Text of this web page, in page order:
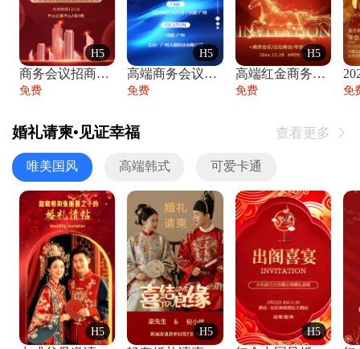
H5
商务会议招商展会科技峰会邀请函年会邀请
免费
H5
高端商务会议招商加盟展会峰会论坛邀请函
免费
H5
高端红金商务会议年会年终盛典答谢邀请函
免费 免
婚礼请柬•见证幸福 查看更多 
唯美国风 高端韩式 可爱卡通
H5 H5 H5